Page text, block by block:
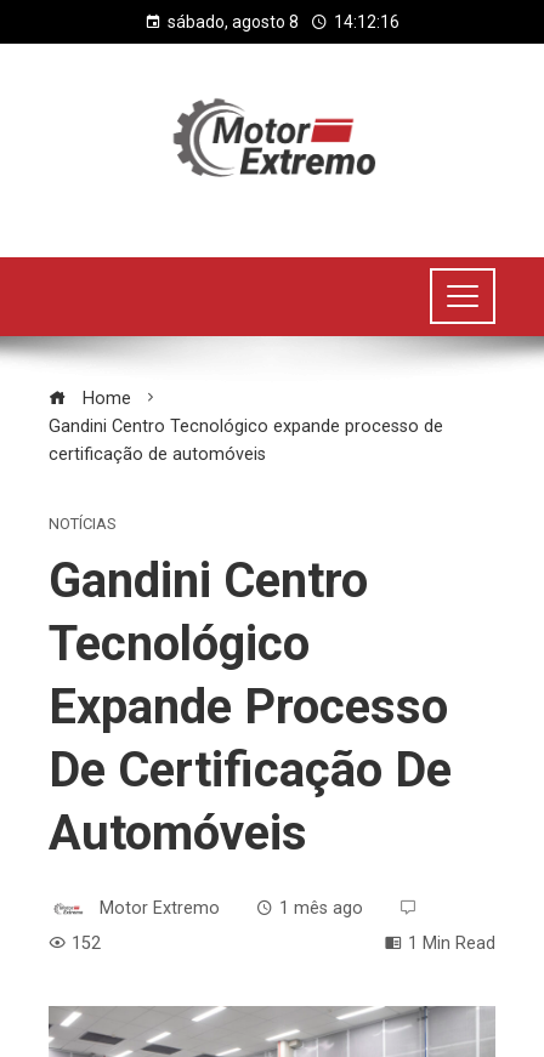
sábado, agosto 8 14:12:16
Home
Gandini Centro Tecnológico expande processo de
certificação de automóveis
NOTÍCIAS
Gandini Centro
Tecnológico
Expande Processo
De Certificação De
Automóveis
Motor Extremo
1 mês ago
152
1 Min Read